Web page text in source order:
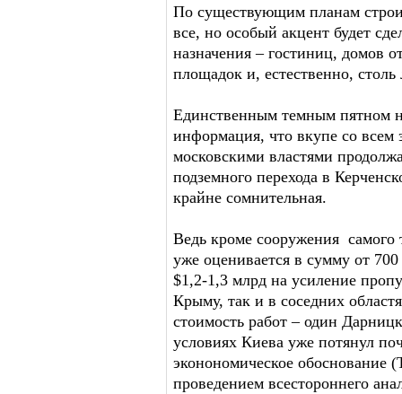
По существующим планам
все, но особый акцент будет
назначения – гостиниц, домов
площадок и, естественно,
Единственным темным пятном
информация, что вкупе со
московскими властями
подземного перехода в
крайне сомнительная.
Ведь кроме сооружения самого
уже оценивается в сумму от
$1,2-1,3 млрд на усиление
Крыму, так и в соседних
стоимость работ – один
условиях Киева уже потянул
эконономическое обоснование
проведением всестороннего